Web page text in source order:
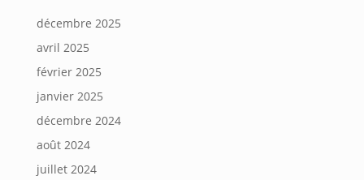
décembre 2025
avril 2025
février 2025
janvier 2025
décembre 2024
août 2024
juillet 2024